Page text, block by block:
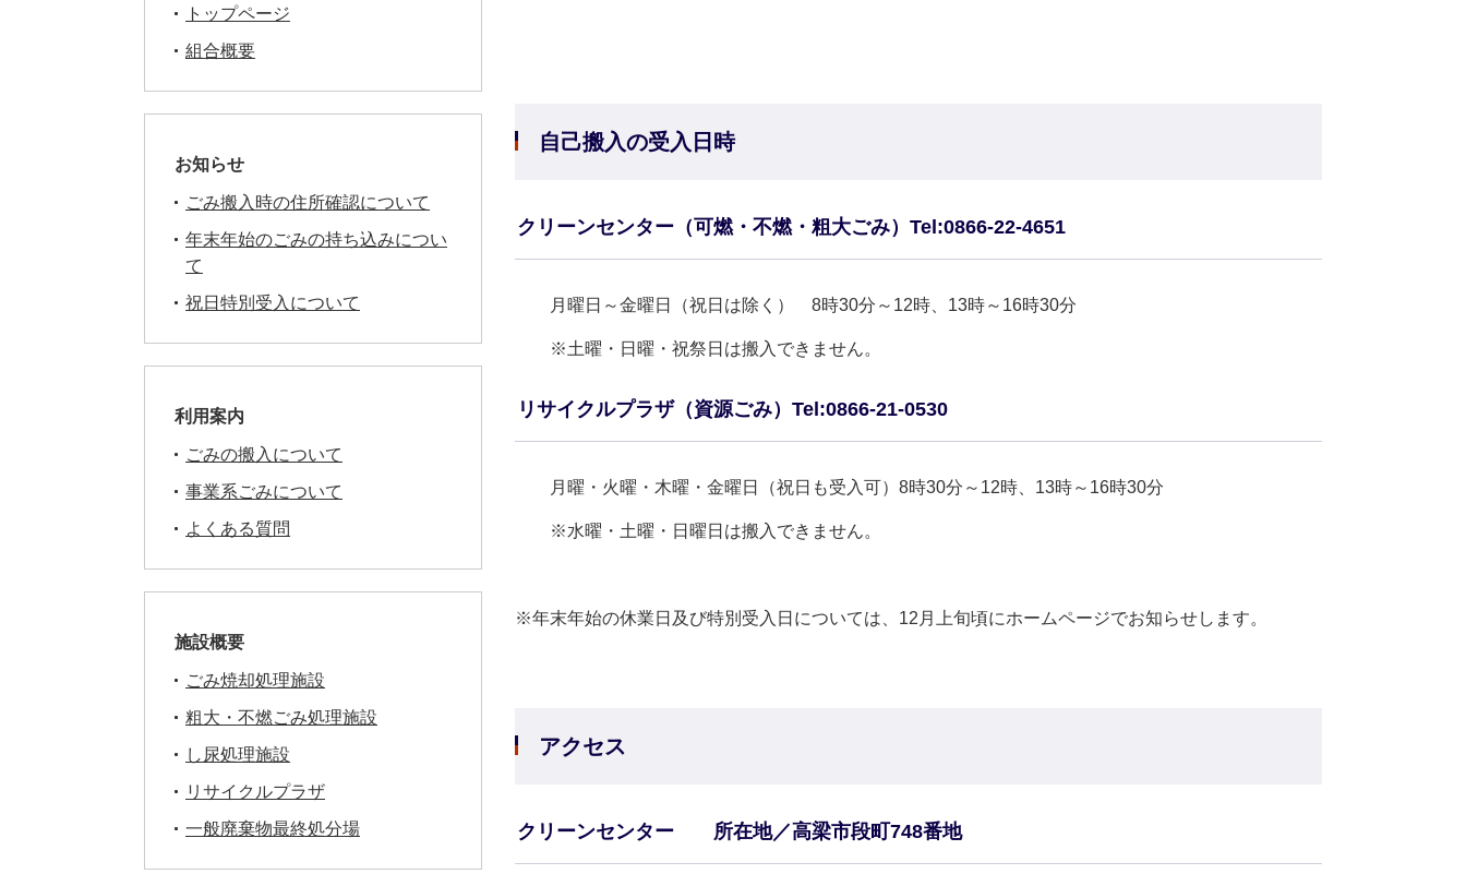
自己搬入の受入日時
クリーンセンター（可燃・不燃・粗大ごみ）Tel:0866-22-4651
月曜日～金曜日（祝日は除く） 8時30分～12時、13時～16時30分
※土曜・日曜・祝祭日は搬入できません。
リサイクルプラザ（資源ごみ）Tel:0866-21-0530
月曜・火曜・木曜・金曜日（祝日も受入可）8時30分～12時、13時～16時30分
※水曜・土曜・日曜日は搬入できません。
※年末年始の休業日及び特別受入日については、12月上旬頃にホームページでお知らせします。
アクセス
クリーンセンター 所在地／高梁市段町748番地
トップページ
組合概要
お知らせ
ごみ搬入時の住所確認について
年末年始のごみの持ち込みについ
て
祝日特別受入について
利用案内
ごみの搬入について
事業系ごみについて
よくある質問
施設概要
ごみ焼却処理施設
粗大・不燃ごみ処理施設
し尿処理施設
リサイクルプラザ
一般廃棄物最終処分場